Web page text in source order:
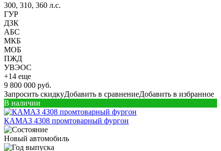
300, 310, 360 л.с.
ГУР
ДЗК
АБС
МКБ
МОБ
ПЖД
УВЭОС
+14 еще
9 800 000 руб.
Запросить скидкуДобавить в сравнениеДобавить в избранное
В наличии
КАМАЗ 4308 промтоварный фургон
Новый автомобиль